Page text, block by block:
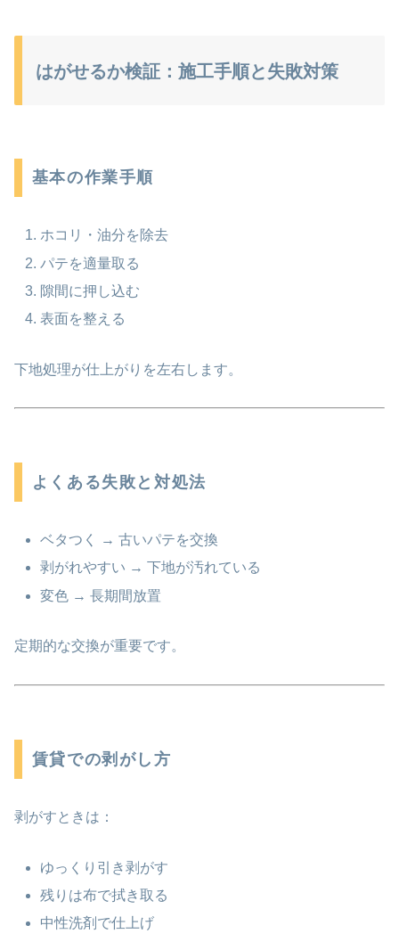
はがせるか検証：施工手順と失敗対策
基本の作業手順
ホコリ・油分を除去
パテを適量取る
隙間に押し込む
表面を整える
下地処理が仕上がりを左右します。
よくある失敗と対処法
ベタつく → 古いパテを交換
剥がれやすい → 下地が汚れている
変色 → 長期間放置
定期的な交換が重要です。
賃貸での剥がし方
剥がすときは：
ゆっくり引き剥がす
残りは布で拭き取る
中性洗剤で仕上げ